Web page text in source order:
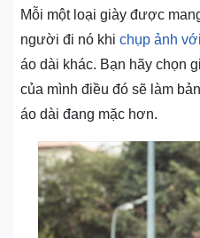
Mỗi một loại giày được
người đi nó khi chụp ảnh
áo dài khác. Bạn hãy chọn
của mình điều đó sẽ làm
áo dài đang mặc hơn.